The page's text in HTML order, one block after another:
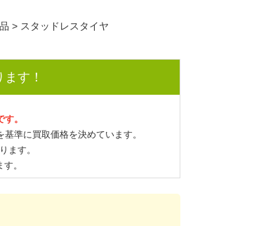
> スタッドレスタイヤ
す！
。
準に買取価格を決めています。
ます。
。